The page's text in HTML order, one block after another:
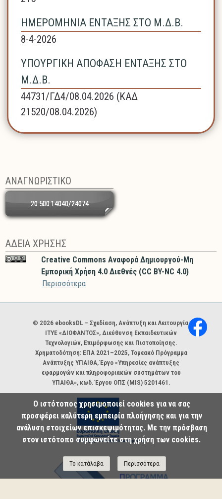
ΗΜΕΡΟΜΗΝΙΑ ΕΝΤΑΞΗΣ ΣΤΟ Μ.Δ.Β.
8-4-2026
ΥΠΟΥΡΓΙΚΗ ΑΠΟΦΑΣΗ ΕΝΤΑΞΗΣ ΣΤΟ
Μ.Δ.Β.
44731/ΓΔ4/08.04.2026 (ΚΑΔ
21520/08.04.2026)
ΑΝΑΓΝΩΡΙΣΤΙΚΟ
20.500.14040/24074
ΑΔΕΙΑ ΧΡΗΣΗΣ
Creative Commons Αναφορά Δημιουργού-Μη
Εμπορική Χρήση 4.0 Διεθνές (CC BY-NC 4.0)
Περισσότερα
Χορηγοί και φορείς
© 2026 ebooksDL – Σχεδίαση, Ανάπτυξη και Λειτουργία:
ΙΤΥΕ «ΔΙΟΦΑΝΤΟΣ», Διεύθυνση Εκπαιδευτικών
Τεχνολογιών, Επιμόρφωσης και Πιστοποίησης.
Χρηματοδότηση: ΕΠΑ 2021–2025, Τομεακό Πρόγραμμα
Ανάπτυξης ΥΠΑΙΘΑ, Έργο «Υπηρεσίες ανάπτυξης
εφαρμογών και πληροφοριακών συστημάτων του
ΥΠΑΙΘΑ», κωδ. Έργου ΟΠΣ (MIS) 5201461.
Ο ιστότοπος χρησιμοποιεί cookies για να σας
προσφέρει καλύτερη εμπειρία πλοήγησης και για την
ανάλυση στοιχείων επισκεψιμότητας. Με την πρόσβαση
στον ιστότοπο συμφωνείτε στη χρήση των cookies.
Το κατάλαβα Περισσότερα